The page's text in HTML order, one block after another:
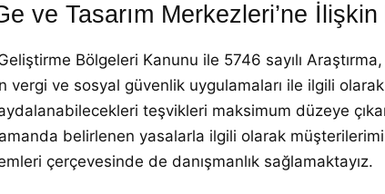
ve Tasarım Merkezleri’ne
Bölgeleri Kanunu ile 5746 sayılı
ve sosyal güvenlik uygulamaları ile ilgili
teşvikleri maksimum düzeye
belirlenen yasalarla ilgili olarak
çerçevesinde de danışmanlık sağlamaktayız.